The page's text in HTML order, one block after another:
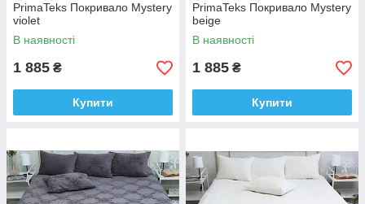
PrimaTeks Покривало Mystery
violet
В наявності
1 885 ₴
Купити
PrimaTeks Покривало Mystery
beige
В наявності
1 885 ₴
Купити